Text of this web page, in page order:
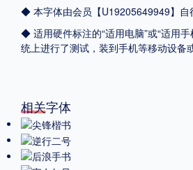
◆ 本字体由会员【U19205649949】
◆ 适用硬件标注的“适用电脑”或“适用
统上进行了测试，装到手机等移动设备
相关字体